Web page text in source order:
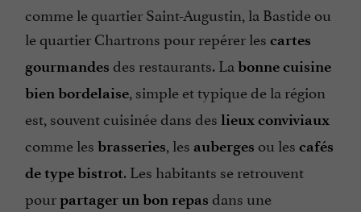
comme le quartier Saint-Augustin, la Bastide ou
le quartier Chartrons pour repérer les cartes
gourmandes des restaurants. La bonne cuisine
bien bordelaise, simple et typique de la région
est, souvent cuisinée dans des lieux conviviaux
comme les brasseries, les auberges ou les cafés
de type bistrot. Les habitants se retrouvent
pourpartager un bon repas dans une